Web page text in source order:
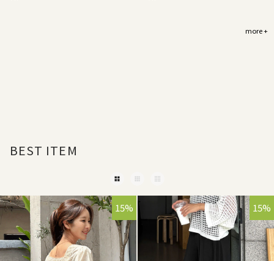
more +
BEST ITEM
30%
15% 15%